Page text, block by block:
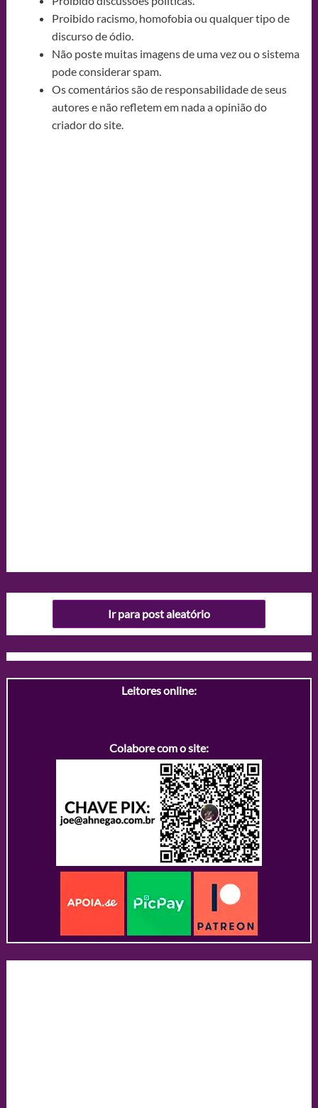
Proibido racismo, homofobia ou qualquer tipo de
discurso de ódio.
Não poste muitas imagens de uma vez ou o sistema
pode considerar spam.
Os comentários são de responsabilidade de seus
autores e não refletem em nada a opinião do
criador do site.
Ir para post aleatório
Leitores online:
Colabore com o site: